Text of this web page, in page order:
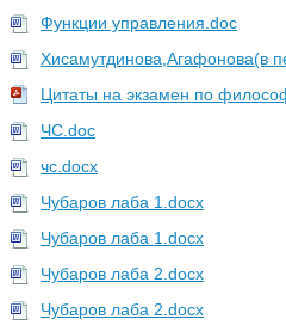
Функции управления.doc
Хисамутдинова,Агафонова(в
Цитаты на экзамен по
ЧС.doc
чс.docx
Чубаров лаба 1.docx
Чубаров лаба 1.docx
Чубаров лаба 2.docx
Чубаров лаба 2.docx